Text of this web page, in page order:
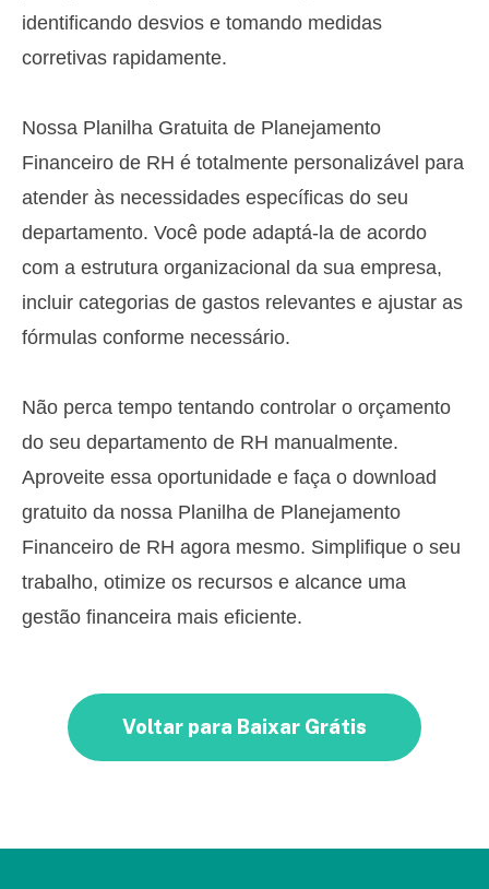
identificando desvios e tomando medidas
corretivas rapidamente.
Nossa Planilha Gratuita de Planejamento
Financeiro de RH é totalmente personalizável para
atender às necessidades específicas do seu
departamento. Você pode adaptá-la de acordo
com a estrutura organizacional da sua empresa,
incluir categorias de gastos relevantes e ajustar as
fórmulas conforme necessário.
Não perca tempo tentando controlar o orçamento
do seu departamento de RH manualmente.
Aproveite essa oportunidade e faça o download
gratuito da nossa Planilha de Planejamento
Financeiro de RH agora mesmo. Simplifique o seu
trabalho, otimize os recursos e alcance uma
gestão financeira mais eficiente.
Voltar para Baixar Grátis